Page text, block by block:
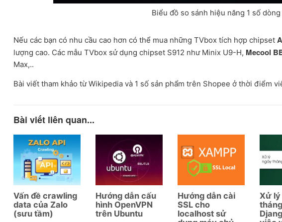
Biểu đồ so sánh hiệu năng 1 số
Nếu các bạn có nhu cầu cao hơn có thể mua những TVbox tích hợp chipset
lượng cao. Các mẫu TVbox sử dụng chipset S912 như Minix U9-H, Mecool
Max,..
Bài viết tham khảo từ Wikipedia và 1 số sản phẩm trên Shopee ở thời điểm
Bài viết liên quan...
Vấn đề crawling
data của Zalo
(sưu tầm)
Hướng dẫn cấu
hình OpenVPN
trên Ubuntu
Hướng dẫn cài
SSL cho
localhost sử
Xử lý